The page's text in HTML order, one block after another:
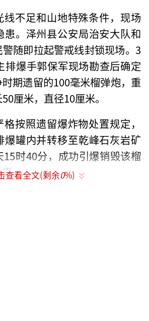
线不足和山地特殊条件，现场
患。泽州县公安局治安大队和
随即拉起警戒线封锁现场。3
排爆手郭保军现场勘查后确定
期遗留的100毫米榴弹炮，重
厘米，直径10厘米。
按照遗留爆炸物处置规定，
爆罐内并转移至乾峰石灰岩矿
15时40分，成功引爆销毁该榴
。（责任编辑：卢其龙 CN070）
查看全文(剩余0%)